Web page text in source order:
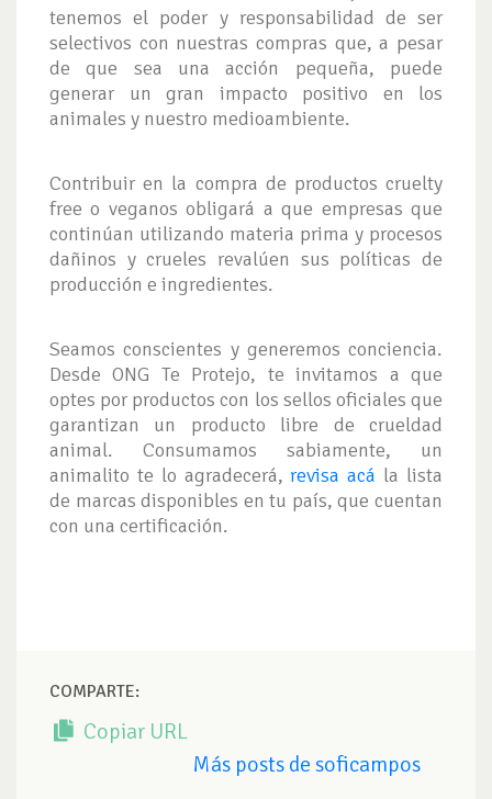
tenemos el poder y responsabilidad de ser
selectivos con nuestras compras que, a pesar
de que sea una acción pequeña, puede
generar un gran impacto positivo en los
animales y nuestro medioambiente.
Contribuir en la compra de productos cruelty
free o veganos obligará a que empresas que
continúan utilizando materia prima y procesos
dañinos y crueles revalúen sus políticas de
producción e ingredientes.
Seamos conscientes y generemos conciencia.
Desde ONG Te Protejo, te invitamos a que
optes por productos con los sellos oficiales que
garantizan un producto libre de crueldad
animal. Consumamos sabiamente, un
animalito te lo agradecerá, revisa acá la lista
de marcas disponibles en tu país, que cuentan
con una certificación.
COMPARTE:
Copiar URL
Más posts de soficampos